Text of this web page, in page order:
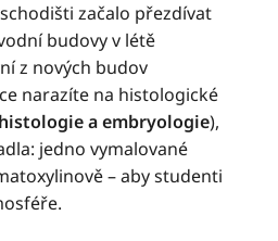
začalo přezdívat
budovy v létě
z nových budov
narazíte na histologické
a embryologie),
jedno vymalované
– aby studenti